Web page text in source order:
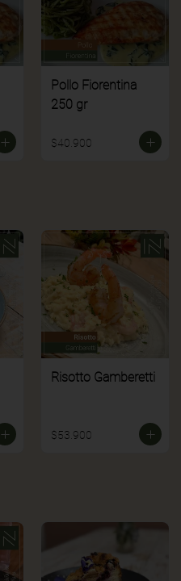
Pollo Fiorentina
250 gr
$40.900
Risotto Gamberetti
$53.900